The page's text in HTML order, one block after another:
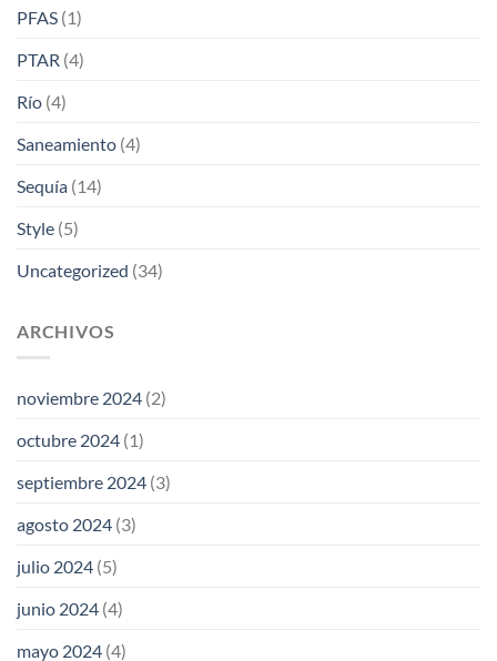
PFAS (1)
PTAR (4)
Río (4)
Saneamiento (4)
Sequía (14)
Style (5)
Uncategorized (34)
ARCHIVOS
noviembre 2024 (2)
octubre 2024 (1)
septiembre 2024 (3)
agosto 2024 (3)
julio 2024 (5)
junio 2024 (4)
mayo 2024 (4)